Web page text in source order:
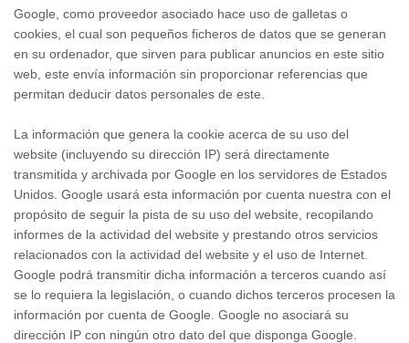
Google, como proveedor asociado hace uso de galletas o
cookies, el cual son pequeños ficheros de datos que se generan
en su ordenador, que sirven para publicar anuncios en este sitio
web, este envía información sin proporcionar referencias que
permitan deducir datos personales de este.
La información que genera la cookie acerca de su uso del
website (incluyendo su dirección IP) será directamente
transmitida y archivada por Google en los servidores de Estados
Unidos. Google usará esta información por cuenta nuestra con el
propósito de seguir la pista de su uso del website, recopilando
informes de la actividad del website y prestando otros servicios
relacionados con la actividad del website y el uso de Internet.
Google podrá transmitir dicha información a terceros cuando así
se lo requiera la legislación, o cuando dichos terceros procesen la
información por cuenta de Google. Google no asociará su
dirección IP con ningún otro dato del que disponga Google.